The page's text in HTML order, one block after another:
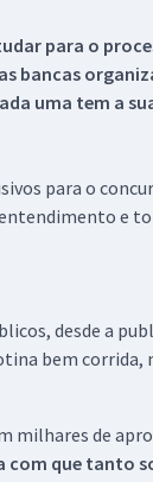
para o
bancas
uma tem a
para o
e
desde a
bem
milhares de
com que tanto